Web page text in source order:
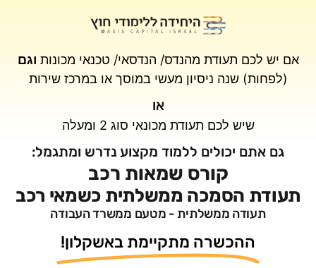
אם יש לכם תעודת מהנדס/ הנדסאי/ טכנאי מכונותוגם
(לפחות) שנה ניסיון מעשי במוסך או במרכז שירות
שיש לכם תעודת מכונאי סוג 2 ומעלה
גם אתם יכולים ללמוד מקצוע נדרש ומתגמל:
קורס שמאות רכב
תעודת הסמכה ממשלתית כשמאי רכב
תעודה ממשלתית - מטעם ממשרד העבודה
ההכשרה מתקיימת באשקלון!​